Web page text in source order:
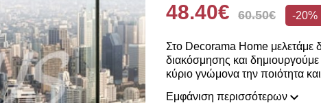
48.40€ 60.50€ -20%
Στο Decorama Home μελετάμε
διακόσμησης και
κύριο γνώμονα την ποιότητα
Εμφάνιση περισσότερων